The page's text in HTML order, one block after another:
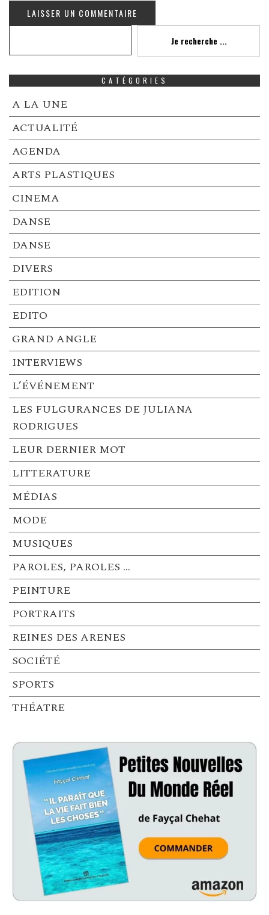
Je recherche ...
CATÉGORIES
A LA UNE
ACTUALITÉ
AGENDA
ARTS PLASTIQUES
CINEMA
DANSE
DANSE
DIVERS
EDITION
EDITO
GRAND ANGLE
INTERVIEWS
L’ÉVÉNEMENT
LES FULGURANCES DE JULIANA
RODRIGUES
LEUR DERNIER MOT
LITTERATURE
MÉDIAS
MODE
MUSIQUES
PAROLES, PAROLES …
PEINTURE
PORTRAITS
REINES DES ARENES
SOCIÉTÉ
SPORTS
THÉATRE